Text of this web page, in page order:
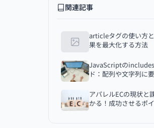
る
手順4：抽出したデータを保
Pythonを使ったスクレイピング
点
スクレイピングを禁止してい
確認すること
robots.txtの記述を確認する
Webサーバーに負荷をかけない
関連記事
articleタグの使い方
果を最大化する方法
JavaScriptの
ド：配列や文字列に
る便利な方法
アパレルECの現状と
かる！成功させるポ